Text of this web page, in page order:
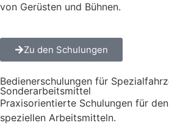
von Gerüsten und Bühnen.
Zu den Schulungen
Bedienerschulungen für
Sonderarbeitsmittel
Praxisorientierte Schulungen für
speziellen Arbeitsmitteln.